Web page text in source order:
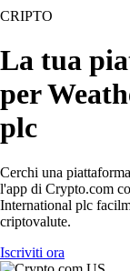
CRIPTO
La tua
per
plc
Cerchi una
l'app di Crypto.com
International plc
criptovalute.
Iscriviti ora